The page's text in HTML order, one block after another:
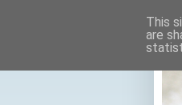
This
are